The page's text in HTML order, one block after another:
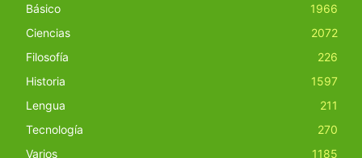
Básico
1966
Ciencias
2072
Filosofía
226
Historia
1597
Lengua
211
Tecnología
270
Varios
1185